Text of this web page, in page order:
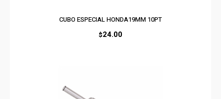
CUBO ESPECIAL HONDA19MM 10PT
$24.00